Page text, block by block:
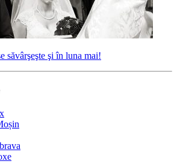
săvârşeşte şi în luna mai!